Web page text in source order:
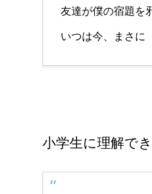
友達が僕の宿題を
いつは今、まさに
小学生に理解で